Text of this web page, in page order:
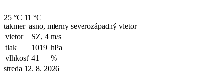
25 °C 11 °C
takmer jasno, mierny severozápadný vietor
vietor
SZ, 4 m/s
tlak
1019 hPa
vlhkosť 41
%
streda 12. 8. 2026